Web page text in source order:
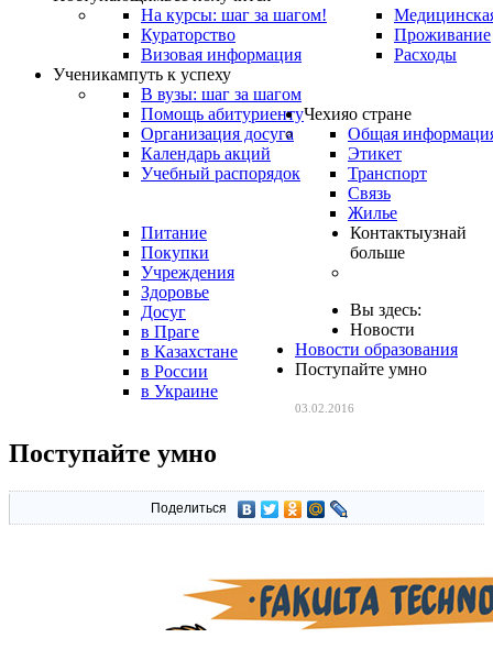
На курсы: шаг за шагом!
Кураторство
Визовая информация
Проживание
Расходы
Ученикампуть к успеху
В вузы: шаг за шагом
Помощь абитуриенту
Организация досуга
Календарь акций
Учебный распорядок
Чехияо стране
Общая
Этикет
Транспорт
Связь
Жилье
Питание
Покупки
Учреждения
Здоровье
Досуг
Контактыузнай
больше
в Праге
в Казахстане
в России
в Украине
Вы здесь:
Новости
Новости образования
Поступайте умно
03.02.2016
Поступайте умно
Поделиться